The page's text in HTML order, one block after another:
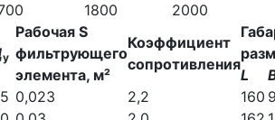
1800
2000
у
Рабочая S
фильтрующего
элемента, м²
Коэффициент
сопротивления
L
0,023 2,2 160